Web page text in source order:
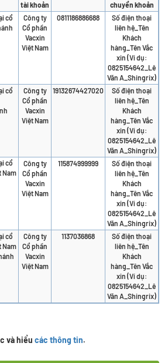
tài khoản
chuyển khoản
cổ
Công ty
Cổ phần
Vacxin
Việt Nam
0811186886688
Số điện thoại
liên hệ_Tên
Khách
hàng_Tên Vắc
xin (Ví dụ:
0825154642_Lê
Văn A_Shingrix)
cổ
Công ty
Cổ phần
Vacxin
Việt Nam
19132674427020
Số điện thoại
liên hệ_Tên
Khách
hàng_Tên Vắc
xin (Ví dụ:
0825154642_Lê
Văn A_Shingrix)
cổ
Nam
Công ty
Cổ phần
Vacxin
Việt Nam
115874999999
Số điện thoại
liên hệ_Tên
Khách
hàng_Tên Vắc
xin (Ví dụ:
0825154642_Lê
Văn A_Shingrix)
cổ
Nam
Công ty
Cổ phần
Vacxin
Việt Nam
1137036868
Số điện thoại
liên hệ_Tên
Khách
hàng_Tên Vắc
xin (Ví dụ:
0825154642_Lê
Văn A_Shingrix)
và hiểu các thông tin.